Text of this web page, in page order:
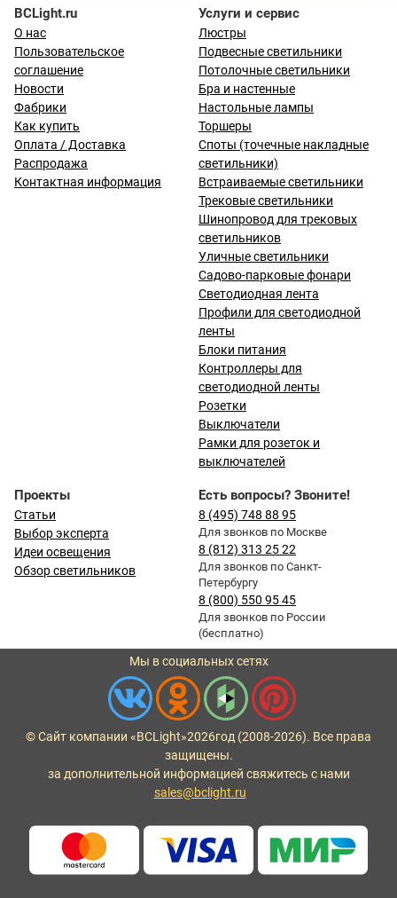
BCLight.ru
О нас
Пользовательское
соглашение
Новости
Фабрики
Как купить
Оплата / Доставка
Распродажа
Контактная информация
Услуги и сервис
Люстры
Подвесные светильники
Потолочные светильники
Бра и настенные
Настольные лампы
Торшеры
Споты (точечные накладные
светильники)
Встраиваемые светильники
Трековые светильники
Шинопровод для трековых
светильников
Уличные светильники
Садово-парковые фонари
Светодиодная лента
Профили для светодиодной
ленты
Блоки питания
Контроллеры для
светодиодной ленты
Розетки
Выключатели
Рамки для розеток и
выключателей
Проекты
Статьи
Выбор эксперта
Идеи освещения
Обзор светильников
Есть вопросы? Звоните!
8 (495) 748 88 95
Для звонков по Москве
8 (812) 313 25 22
Для звонков по Санкт-
Петербургу
8 (800) 550 95 45
Для звонков по России
(бесплатно)
Мы в социальных сетях
© Сайт компании «BCLight»2026год (2008-2026). Все права
защищены.
за дополнительной информацией свяжитесь с нами
sales@bclight.ru